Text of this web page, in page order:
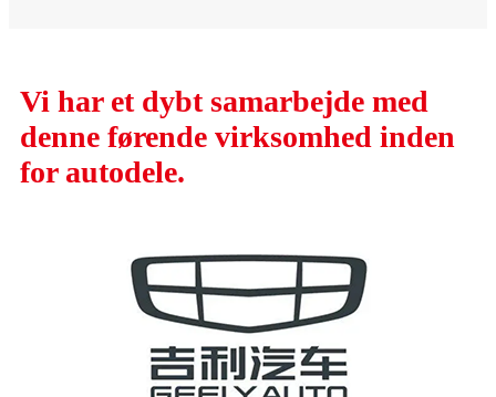
Vi har et dybt samarbejde med
denne førende virksomhed inden
for autodele.